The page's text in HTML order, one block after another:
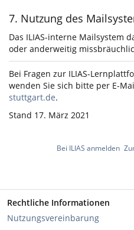
7. Nutzung des
Das ILIAS-interne Mailsystem
oder anderweitig
Bei Fragen zur ILIAS-
wenden Sie sich bitte per E-
stuttgart.de.
Stand 17. März 2021
Bei ILIAS anmelden
Rechtliche Informationen
Nutzungsvereinbarung